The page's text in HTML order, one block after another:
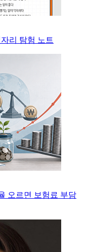
리 탐험 노트
오르면 보험료 부담